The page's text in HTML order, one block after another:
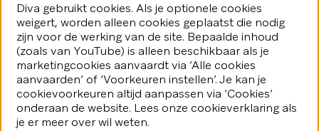
Diva gebruikt cookies. Als je optionele cookies
weigert, worden alleen cookies geplaatst die nodig
zijn voor de werking van de site. Bepaalde inhoud
(zoals van YouTube) is alleen beschikbaar als je
marketingcookies aanvaardt via ‘Alle cookies
aanvaarden’ of ‘Voorkeuren instellen’. Je kan je
cookievoorkeuren altijd aanpassen via ‘Cookies’
onderaan de website. Lees onze cookieverklaring als
je er meer over wil weten.